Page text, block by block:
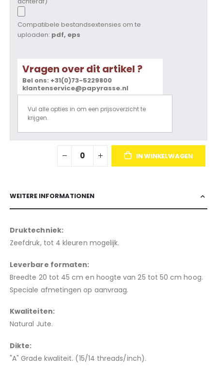
Compatibele bestandsextensies om te
uploaden: pdf, eps
Vragen over dit artikel ?
Bel ons: +31(0)73-5229800
klantenservice@papyrasse.nl
Vul alle opties in om een prijsoverzicht te
krijgen.
IN WINKELWAGEN
WEITERE INFORMATIONEN
Druktechniek:
Zeefdruk, tot 4 kleuren mogelijk.
Leverbare formaten:
Breedte 20 tot 45 cm en hoogte van 25 tot 50 cm hoog.
Speciale afmetingen op aanvraag.
Kwaliteiten:
Natural Jute.
Dikte:
"A" Grade kwaliteit. (15/14 threads/inch).